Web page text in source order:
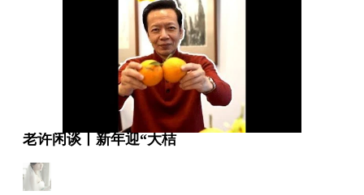
老许闲谈丨新年迎“大桔